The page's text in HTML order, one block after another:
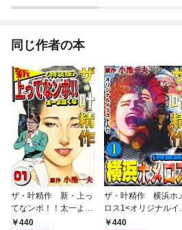
同じ作者の本
ザ・叶精作 新・上っ
てなンボ！！太一よ泣
くな1<特装版>
440
ザ・叶精作 横浜ホ
ロス1<オリジナルイ
スト入り特装版>
440